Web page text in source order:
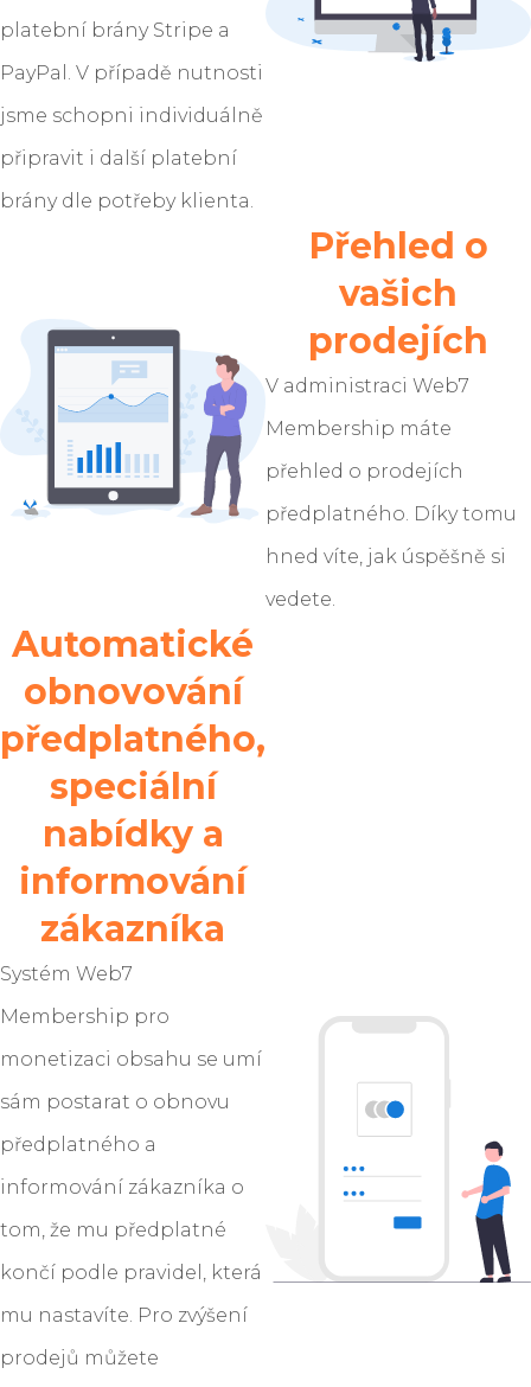
platební brány Stripe a
PayPal. V případě nutnosti
jsme schopni individuálně
připravit i další platební
brány dle potřeby klienta.
Přehled o
vašich
prodejích
V administraci Web7
Membership máte
přehled o prodejích
předplatného. Díky tomu
hned víte, jak úspěšně si
vedete.
Automatické
obnovování
předplatného,
speciální
nabídky a
informování
zákazníka
Systém Web7
Membership pro
monetizaci obsahu se umí
sám postarat o obnovu
předplatného a
informování zákazníka o
tom, že mu předplatné
končí podle pravidel, která
mu nastavíte. Pro zvýšení
prodejů můžete